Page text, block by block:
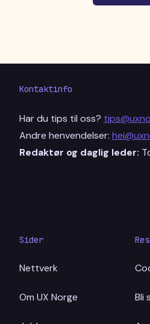
Kontaktinfo
Har du tips til oss?
Andre henvendelser:
Redaktør og daglig leder:
Sider
Nettverk
Om UX Norge Bli